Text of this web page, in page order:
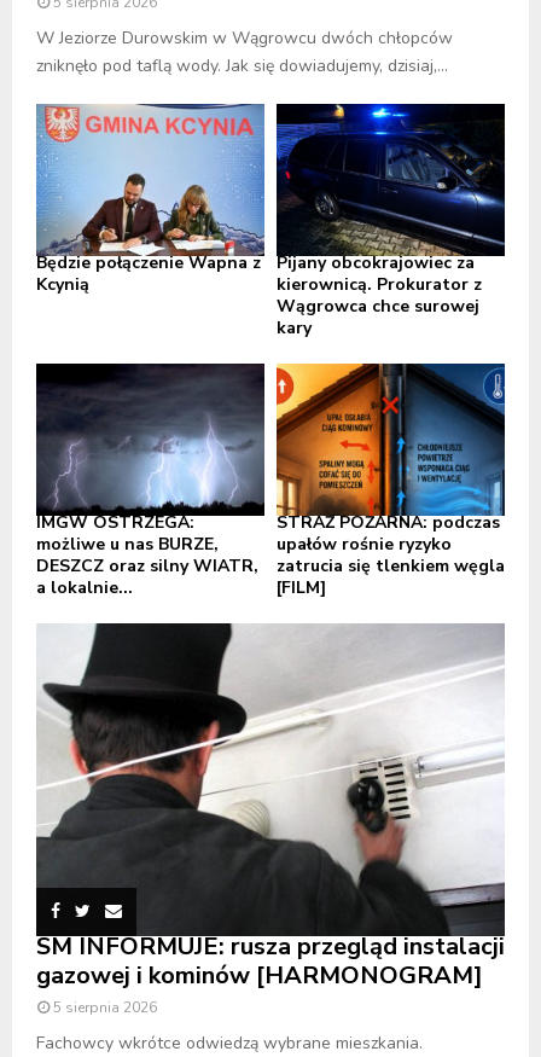
W Jeziorze Durowskim w Wągrowcu dwóch chłopców
zniknęło pod taflą wody. Jak się dowiadujemy, dzisiaj,...
Będzie połączenie Wapna z
Kcynią
Pijany obcokrajowiec za
kierownicą. Prokurator z
Wągrowca chce surowej
kary
IMGW OSTRZEGA:
możliwe u nas BURZE,
DESZCZ oraz silny WIATR,
a lokalnie...
STRAŻ POŻARNA: podczas
upałów rośnie ryzyko
zatrucia się tlenkiem węgla
[FILM]
SM INFORMUJE: rusza przegląd instalacji
gazowej i kominów [HARMONOGRAM]
5 sierpnia 2026
Fachowcy wkrótce odwiedzą wybrane mieszkania.